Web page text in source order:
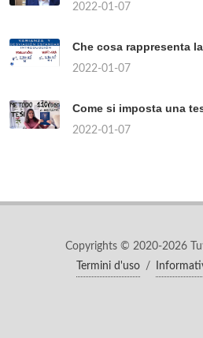
2022-01-07
Che cosa rappresenta
2022-01-07
Come si imposta una
2022-01-07
Copyrights © 2020-2026
Termini d'uso
/